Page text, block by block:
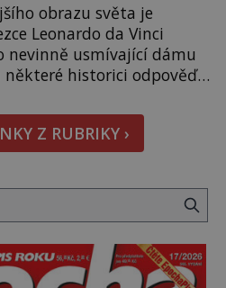
obrazu světa je
Leonardo da Vinci
nevinně usmívající dámu
historici odpověď
císař Napoleon
má pro malbu slabost, a
konzul přemístí do své
Z RUBRIKY ›